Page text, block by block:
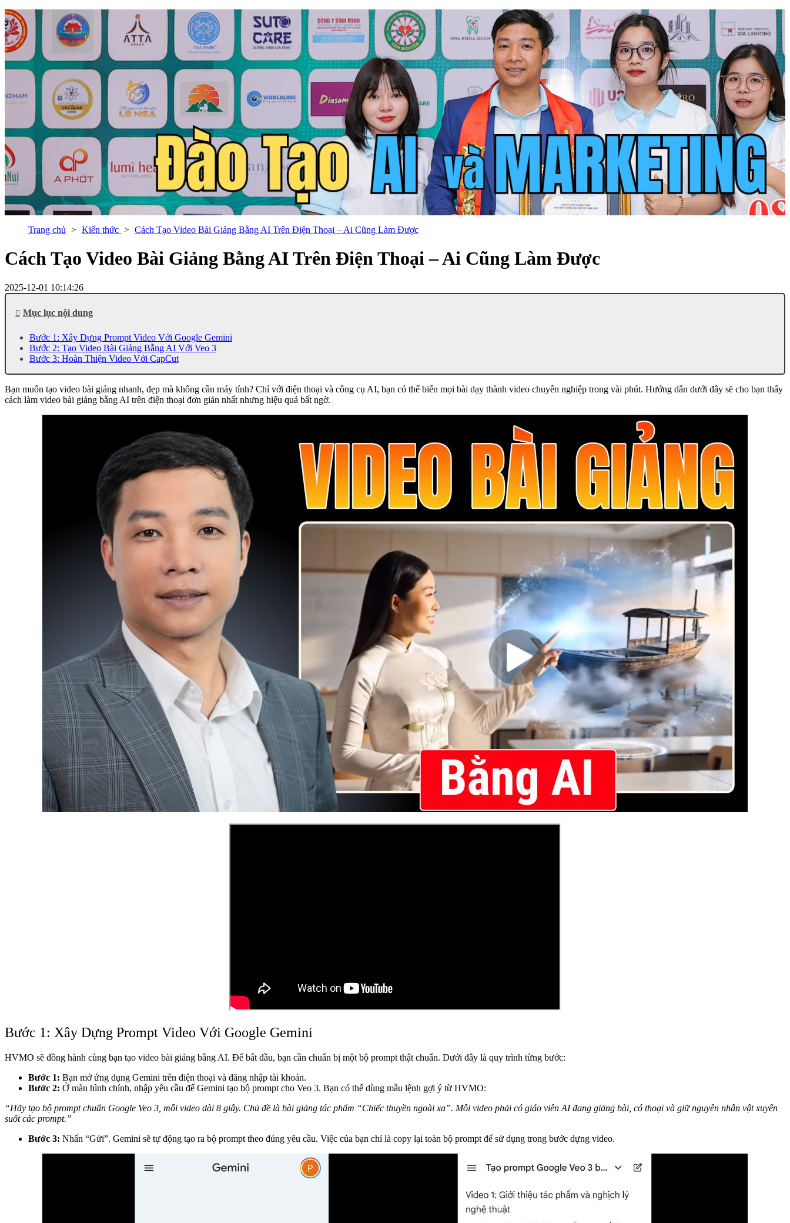
Trang chủ Kiến thức Cách Tạo Video Bài Giảng Bằng AI Trên Điện Thoại – Ai Cũng Làm Được
Cách Tạo Video Bài Giảng Bằng AI Trên Điện Thoại – Ai Cũng Làm Được
2025-12-01 10:14:26
Mục lục nội dung
Bước 1: Xây Dựng Prompt Video Với Google Gemini
Bước 2: Tạo Video Bài Giảng Bằng AI Với Veo 3
Bước 3: Hoàn Thiện Video Với CapCut
Bạn muốn tạo video bài giảng nhanh, đẹp mà không cần máy tính? Chỉ với điện thoại và công cụ AI, bạn có thể biến mọi bài dạy thành video chuyên nghiệp trong vài phút. Hướng dẫn dưới đây sẽ cho bạn thấy
cách làm video bài giảng bằng AI trên điện thoại đơn giản nhất nhưng hiệu quả bất ngờ.
Bước 1: Xây Dựng Prompt Video Với Google Gemini
HVMO sẽ đồng hành cùng bạn tạo video bài giảng bằng AI. Để bắt đầu, bạn cần chuẩn bị một bộ prompt thật chuẩn. Dưới đây là quy trình từng bước:
Bước 1: Bạn mở ứng dụng Gemini trên điện thoại và đăng nhập tài khoản.
Bước 2: Ở màn hình chính, nhập yêu cầu để Gemini tạo bộ prompt cho Veo 3. Bạn có thể dùng mẫu lệnh gợi ý từ HVMO:
“Hãy tạo bộ prompt chuẩn Google Veo 3, mỗi video dài 8 giây. Chủ đề là bài giảng tác phẩm “Chiếc thuyền ngoài xa”. Mỗi video phải có giáo viên AI đang giảng bài, có thoại và giữ nguyên nhân vật xuyên
suốt các prompt.”
Bước 3: Nhấn “Gửi”. Gemini sẽ tự động tạo ra bộ prompt theo đúng yêu cầu. Việc của bạn chỉ là copy lại toàn bộ prompt để sử dụng trong bước dựng video.